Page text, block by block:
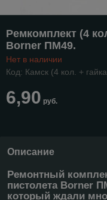
Ремкомплект (4
Borner ПМ49.
Нет в наличии
Код: Камск (4 кол. +
6,90 руб.
Описание
Ремонтный
пистолета Borner
который ждали